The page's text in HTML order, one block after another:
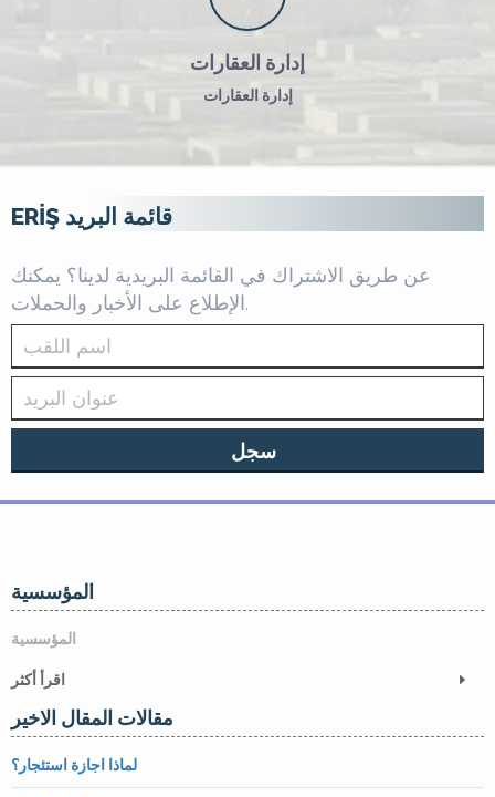
إدارة العقارات
إدارة العقارات
ERİŞ قائمة البريد
عن طريق الاشتراك في القائمة البريدية لدينا؟ يمكنك
الإطلاع على الأخبار والحملات.
سجل
المؤسسية
المؤسسية
اقرأ أكثر
مقالات المقال الاخير
لماذا اجازة استئجار؟